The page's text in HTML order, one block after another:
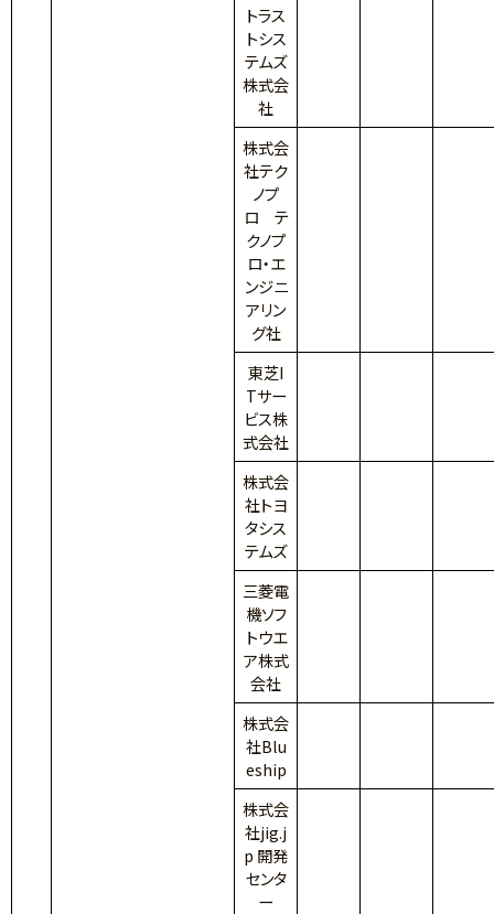
トラス
トシス
テムズ
株式会
社
株式会
社テク
ノプ
ロ テ
クノプ
ロ・エ
ンジニ
アリン
グ社
東芝I
Tサー
ビス株
式会社
株式会
社トヨ
タシス
テムズ
三菱電
機ソフ
トウエ
ア株式
会社
株式会
社Blu
eship
株式会
社jig.j
p 開発
センタ
ー